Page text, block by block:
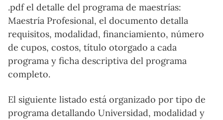
.pdf el detalle del programa de maestrías:
Maestría Profesional, el documento detalla
requisitos, modalidad, financiamiento, número
de cupos, costos, título otorgado a cada
programa y ficha descriptiva del programa
completo.
El siguiente listado está organizado por tipo de
programa detallando Universidad, modalidad y